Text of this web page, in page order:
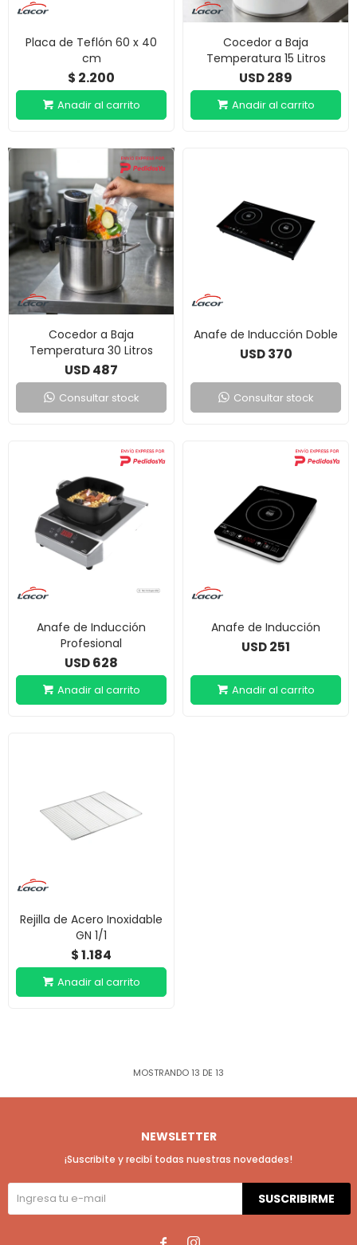
Placa de Teflón 60 x 40
cm
$ 2.200
Cocedor a Baja
Temperatura 15 Litros
USD289
Cocedor a Baja
Temperatura 30 Litros
USD487
Consultar stock
Anafe de Inducción Doble
USD 370
Consultar stock
Anafe de Inducción
Profesional
USD628
Anafe de Inducción
USD251
Rejilla de Acero Inoxidable
GN 1/1
$1.184
MOSTRANDO 13 DE 13
NEWSLETTER
¡Suscribite y recibí todas nuestras novedades!
SUSCRIBIRME